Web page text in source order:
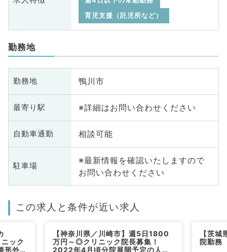
育児支援（託児所など）
勤務地
勤務地 鴨川市
最寄り駅 ※詳細はお問い合わせください
自動車通勤 相談可能
駐車場
※最新情報を確認いたしますので
お問い合わせください
この求人と条件が近い求人
ック
形外科
【神奈川県／川崎市】週5日1800
万円～◎クリニック院長募集！
2022年4月頃分院展開予定の人気
【茨
院勤務